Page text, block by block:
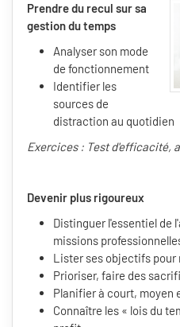
Prendre du recul sur sa
gestion du temps
Analyser son mode
de fonctionnement
Identifier les
sources de
distraction au quotidien
Exercices : Test d'efficacité,
Devenir plus rigoureux
Distinguer l'essentiel de
missions
Lister ses objectifs pour
Prioriser, faire des
Planifier à court, moyen
Connaître les « lois du